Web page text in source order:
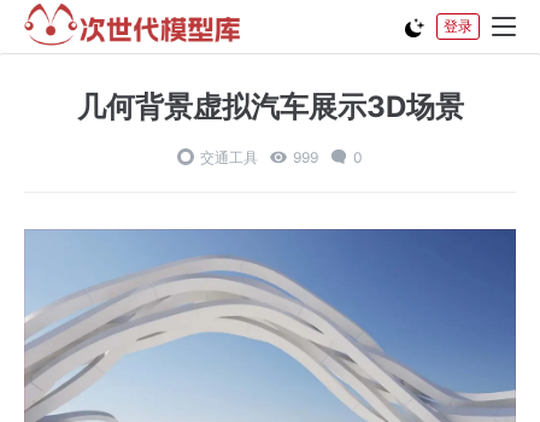
登录
几何背景虚拟汽车展示3D场景
交通工具 999 0